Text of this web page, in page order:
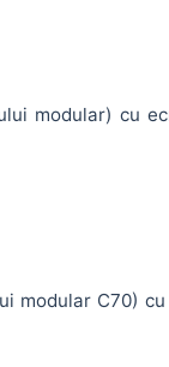
modular) cu
C70)